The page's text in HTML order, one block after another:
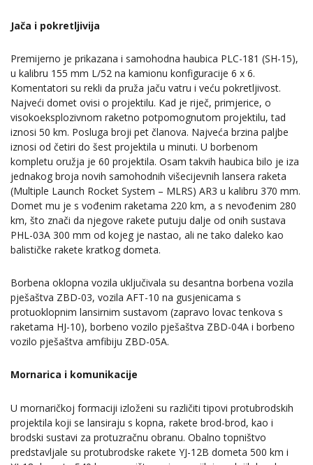
Jača i pokretljivija
Premijerno je prikazana i samohodna haubica PLC-181 (SH-15),
u kalibru 155 mm L/52 na kamionu konfiguracije 6 x 6.
Komentatori su rekli da pruža jaču vatru i veću pokretljivost.
Najveći domet ovisi o projektilu. Kad je riječ, primjerice, o
visokoeksplozivnom raketno potpomognutom projektilu, tad
iznosi 50 km. Posluga broji pet članova. Najveća brzina paljbe
iznosi od četiri do šest projektila u minuti. U borbenom
kompletu oružja je 60 projektila. Osam takvih haubica bilo je iza
jednakog broja novih samohodnih višecijevnih lansera raketa
(Multiple Launch Rocket System – MLRS) AR3 u kalibru 370 mm.
Domet mu je s vođenim raketama 220 km, a s nevođenim 280
km, što znači da njegove rakete putuju dalje od onih sustava
PHL-03A 300 mm od kojeg je nastao, ali ne tako daleko kao
balističke rakete kratkog dometa.
Borbena oklopna vozila uključivala su desantna borbena vozila
pješaštva ZBD-03, vozila AFT-10 na gusjenicama s
protuoklopnim lansirnim sustavom (zapravo lovac tenkova s
raketama HJ-10), borbeno vozilo pješaštva ZBD-04A i borbeno
vozilo pješaštva amfibiju ZBD-05A.
Mornarica i komunikacije
U mornaričkoj formaciji izloženi su različiti tipovi protubrodskih
projektila koji se lansiraju s kopna, rakete brod-brod, kao i
brodski sustavi za protuzračnu obranu. Obalno topništvo
predstavljale su protubrodske rakete YJ-12B dometa 500 km i